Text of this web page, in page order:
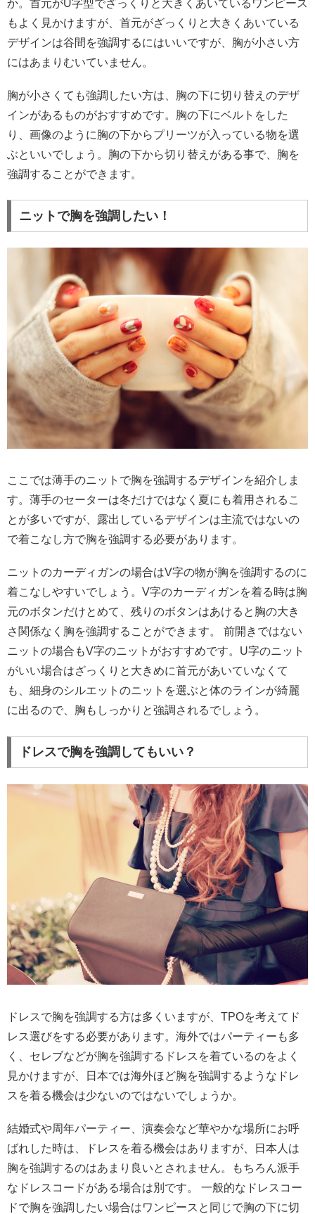
か。首元がU字型でざっくりと大きくあいているワンピース
もよく見かけますが、首元がざっくりと大きくあいている
デザインは谷間を強調するにはいいですが、胸が小さい方
にはあまりむいていません。
胸が小さくても強調したい方は、胸の下に切り替えのデザ
インがあるものがおすすめです。胸の下にベルトをした
り、画像のように胸の下からプリーツが入っている物を選
ぶといいでしょう。胸の下から切り替えがある事で、胸を
強調することができます。
ニットで胸を強調したい！
ここでは薄手のニットで胸を強調するデザインを紹介しま
す。薄手のセーターは冬だけではなく夏にも着用されるこ
とが多いですが、露出しているデザインは主流ではないの
で着こなし方で胸を強調する必要があります。
ニットのカーディガンの場合はV字の物が胸を強調するのに
着こなしやすいでしょう。V字のカーディガンを着る時は胸
元のボタンだけとめて、残りのボタンはあけると胸の大き
さ関係なく胸を強調することができます。 前開きではない
ニットの場合もV字のニットがおすすめです。U字のニット
がいい場合はざっくりと大きめに首元があいていなくて
も、細身のシルエットのニットを選ぶと体のラインが綺麗
に出るので、胸もしっかりと強調されるでしょう。
ドレスで胸を強調してもいい？
ドレスで胸を強調する方は多くいますが、TPOを考えてド
レス選びをする必要があります。海外ではパーティーも多
く、セレブなどが胸を強調するドレスを着ているのをよく
見かけますが、日本では海外ほど胸を強調するようなドレ
スを着る機会は少ないのではないでしょうか。
結婚式や周年パーティー、演奏会など華やかな場所にお呼
ばれした時は、ドレスを着る機会はありますが、日本人は
胸を強調するのはあまり良いとされません。もちろん派手
なドレスコードがある場合は別です。 一般的なドレスコー
ドで胸を強調したい場合はワンピースと同じで胸の下に切